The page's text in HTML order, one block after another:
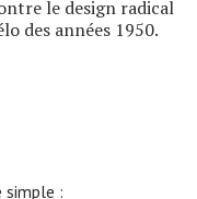
le design radical
des années 1950.
simple :